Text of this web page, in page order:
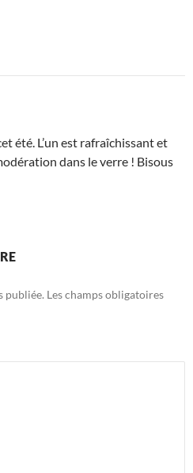
été. L’un est rafraîchissant et
dans le verre ! Bisous
publiée. Les champs obligatoires